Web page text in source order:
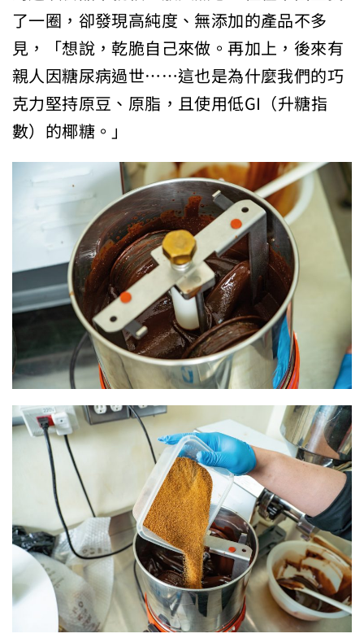
了一圈，卻發現高純度、無添加的產品不多
見，「想說，乾脆自己來做。再加上，後來有
親人因糖尿病過世……這也是為什麼我們的巧
克力堅持原豆、原脂，且使用低GI（升糖指
數）的椰糖。」